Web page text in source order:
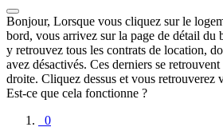
Bonjour, Lorsque vous cliquez sur le
bord, vous arrivez sur la page de détail du
y retrouvez tous les contrats de location,
avez désactivés. Ces derniers se retrouvent
droite. Cliquez dessus et vous retrouverez
Est-ce que cela fonctionne ?
0